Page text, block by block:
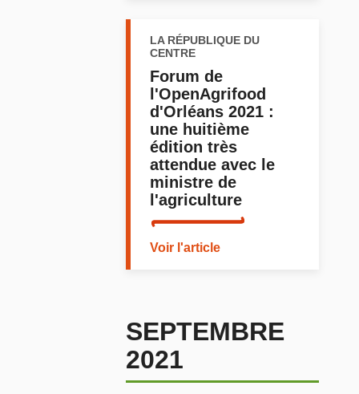
LA RÉPUBLIQUE DU
CENTRE
Forum de
l'OpenAgrifood
d'Orléans 2021 :
une huitième
édition très
attendue avec le
ministre de
l'agriculture
Voir l'article
SEPTEMBRE
2021